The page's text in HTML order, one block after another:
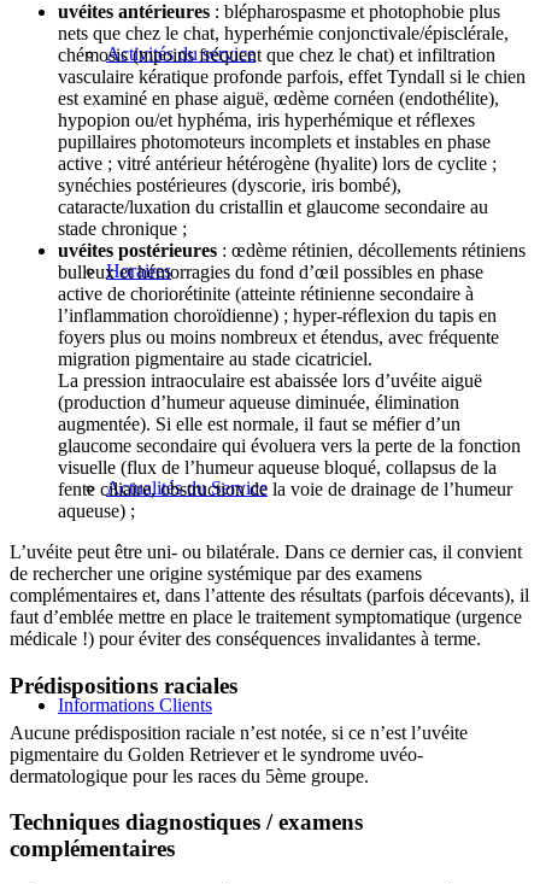
Activités du service
Horaires
Actualités du Service
Informations Clients
uvéites antérieures : blépharospasme et photophobie plus
nets que chez le chat, hyperhémie conjonctivale/épisclérale,
chémosis (mpoins fréquent que chez le chat) et infiltration
vasculaire kératique profonde parfois, effet Tyndall si le chien
est examiné en phase aiguë, œdème cornéen (endothélite),
hypopion ou/et hyphéma, iris hyperhémique et réflexes
pupillaires photomoteurs incomplets et instables en phase
active ; vitré antérieur hétérogène (hyalite) lors de cyclite ;
synéchies postérieures (dyscorie, iris bombé),
cataracte/luxation du cristallin et glaucome secondaire au
stade chronique ;
uvéites postérieures : œdème rétinien, décollements rétiniens
bulleux et hémorragies du fond d’œil possibles en phase
active de choriorétinite (atteinte rétinienne secondaire à
l’inflammation choroïdienne) ; hyper-réflexion du tapis en
foyers plus ou moins nombreux et étendus, avec fréquente
migration pigmentaire au stade cicatriciel.
La pression intraoculaire est abaissée lors d’uvéite aiguë
(production d’humeur aqueuse diminuée, élimination
augmentée). Si elle est normale, il faut se méfier d’un
glaucome secondaire qui évoluera vers la perte de la fonction
visuelle (flux de l’humeur aqueuse bloqué, collapsus de la
fente ciliaire, obstruction de la voie de drainage de l’humeur
aqueuse) ;
L’uvéite peut être uni- ou bilatérale. Dans ce dernier cas, il convient
de rechercher une origine systémique par des examens
complémentaires et, dans l’attente des résultats (parfois décevants), il
faut d’emblée mettre en place le traitement symptomatique (urgence
médicale !) pour éviter des conséquences invalidantes à terme.
Prédispositions raciales
Aucune prédisposition raciale n’est notée, si ce n’est l’uvéite
pigmentaire du Golden Retriever et le syndrome uvéo-
dermatologique pour les races du 5ème groupe.
Techniques diagnostiques / examens
complémentaires